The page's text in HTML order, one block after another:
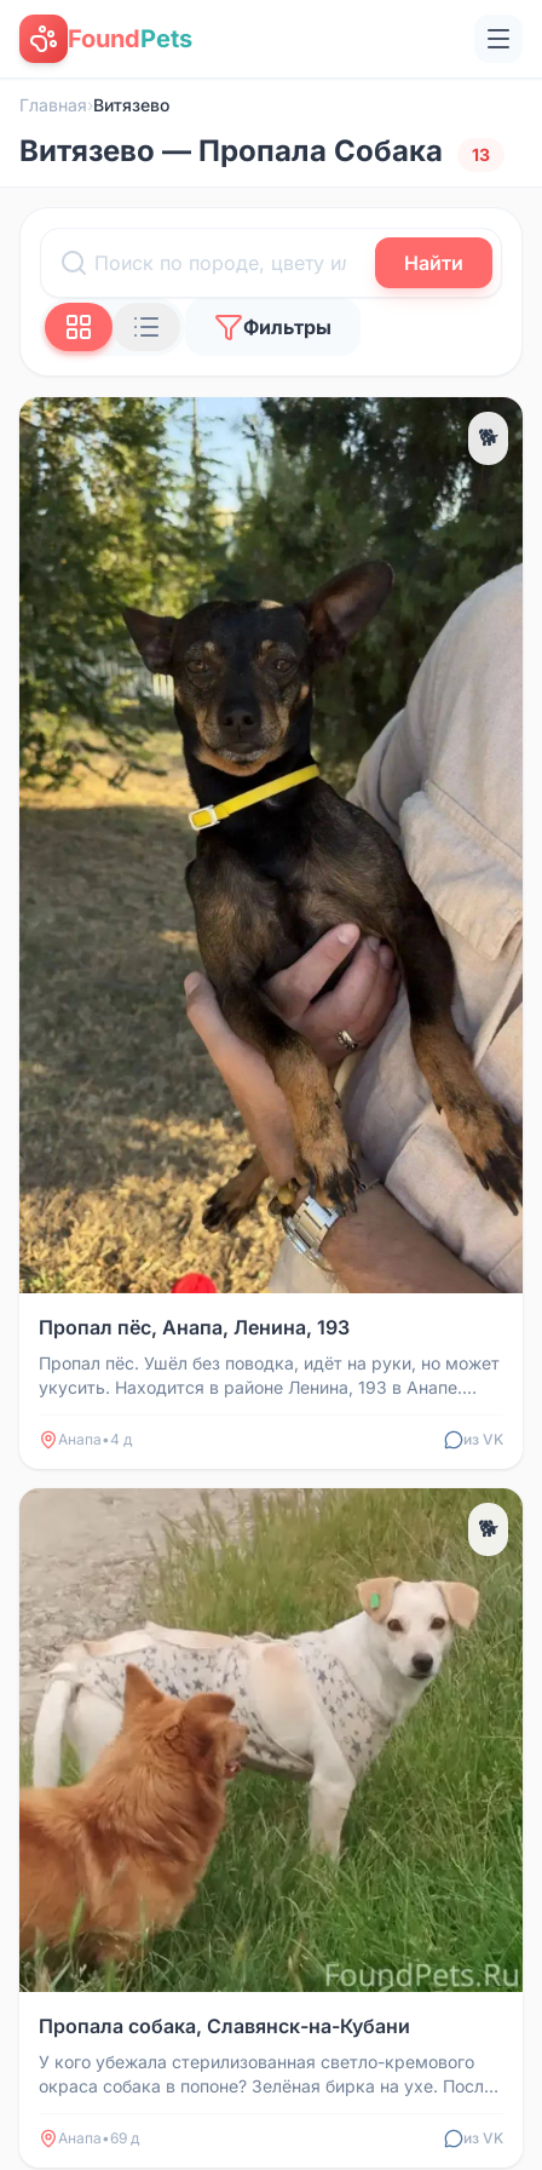
FoundPets
Главная›Витязево
Витязево — Пропала Собака 13
Найти
Фильтры
🐕
Пропал пёс, Анапа, Ленина, 193
Пропал пёс. Ушёл без поводка, идёт на руки, но может
укусить. Находится в районе Ленина, 193 в Анапе.
Анапа•4 д из VK
🐕
Пропала собака, Славянск-на-Кубани
У кого убежала стерилизованная светло-кремового
окраса собака в попоне? Зелёная бирка на ухе. После
Анапа•69 д из VK